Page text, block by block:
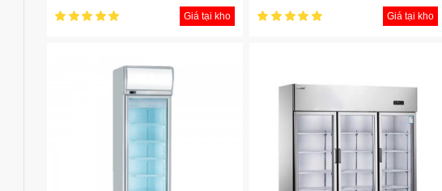
Giá tại kho Giá tại kho